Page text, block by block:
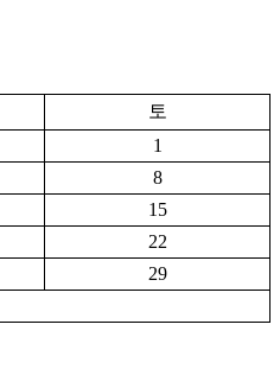
토
1
8
15
22
29